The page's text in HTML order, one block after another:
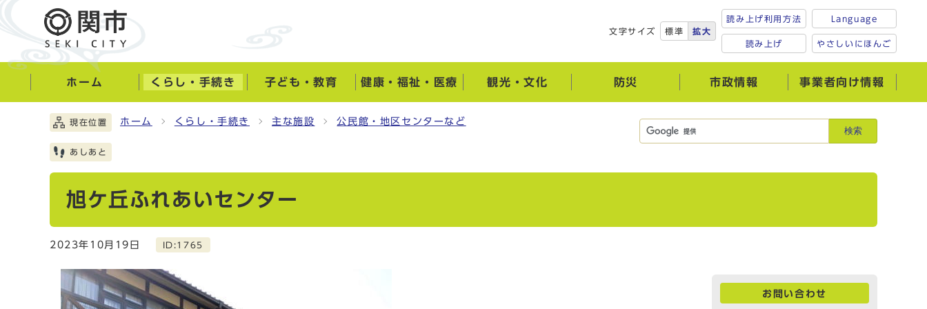
文字サイズ 標準 拡大
読み上げ利用方法
読み上げ
Language
やさしいにほんご
ホーム くらし・手続き 子ども・教育 健康・福祉・医療 観光・文化 防災 市政情報 事業者向け情報
検索
現在位置 ホーム くらし・手続き 主な施設 公民館・地区センターなど
あしあと
旭ケ丘ふれあいセンター
2023年10月19日 ID:1765
お問い合わせ